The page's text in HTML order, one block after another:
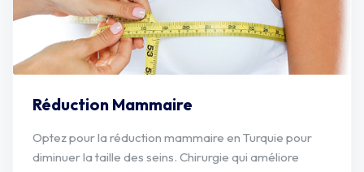
Réduction Mammaire
Optez pour la réduction mammaire en Turquie pour
diminuer la taille des seins. Chirurgie qui améliore